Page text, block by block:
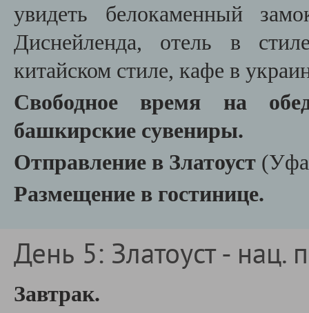
увидеть белокаменный
Диснейленда, отель в
китайском стиле, кафе в
Свободное время на
башкирские сувениры.
Отправление в Златоуст
Размещение в гостинице.
День 5: Златоуст - нац.
Завтрак.